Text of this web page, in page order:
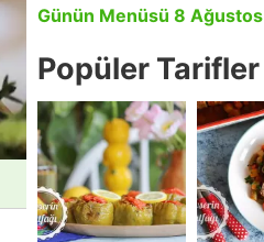
Günün Menüsü 8 Ağustos
Popüler Tarifler